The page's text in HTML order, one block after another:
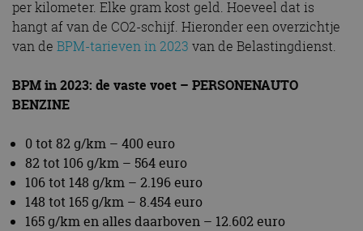
per kilometer. Elke gram kost geld. Hoeveel dat is
hangt af van de CO2-schijf. Hieronder een overzichtje
van de BPM-tarieven in 2023 van de Belastingdienst.
BPM in 2023: de vaste voet – PERSONENAUTO
BENZINE
0 tot 82 g/km – 400 euro
82 tot 106 g/km – 564 euro
106 tot 148 g/km – 2.196 euro
148 tot 165 g/km – 8.454 euro
165 g/km en alles daarboven – 12.602 euro